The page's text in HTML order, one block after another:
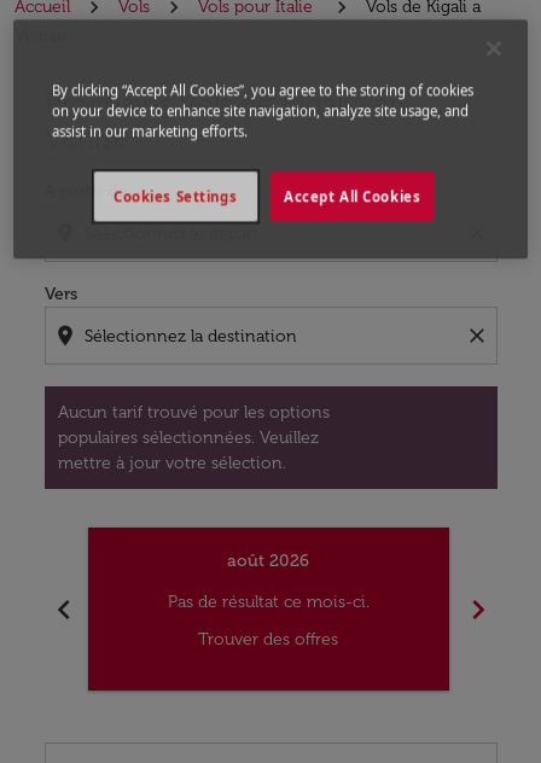
Accueil Vols Vols pour Italie
Vols de Kigali a
Prochains Vols de Kigali vers
Venise
À partir de
Vers
location_on close
Aucun tarif trouvé pour les options
populaires sélectionnées. Veuillez
mettre à jour votre sélection.
Aucun tarif trouvé pour les options populaires
chevron_left
août 2026
Pas de résultat ce mois-ci.
Trouver des offres
chevron_right
By clicking “Accept All Cookies”, you agree to the storing of cookies
on your device to enhance site navigation, analyze site usage, and
assist in our marketing efforts.
Accept All Cookies
Cookies Settings